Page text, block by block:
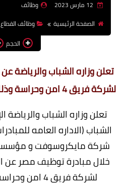
وظائف
الصفحة الرئيسية
وظائف
الحجم
تعلن وزاره الشباب والرياضة
لشركة فريق 4 امن وحراسة وذلك علي وظائف افراد امن
تعلن وزاره الشباب والرياضة
الشباب (الاداره العامه
شركة مايكروسوفت و
خلال مبادرة توظيف مصر عن
لشركة فريق 4 امن وحراسة وذلك علي وظيفة